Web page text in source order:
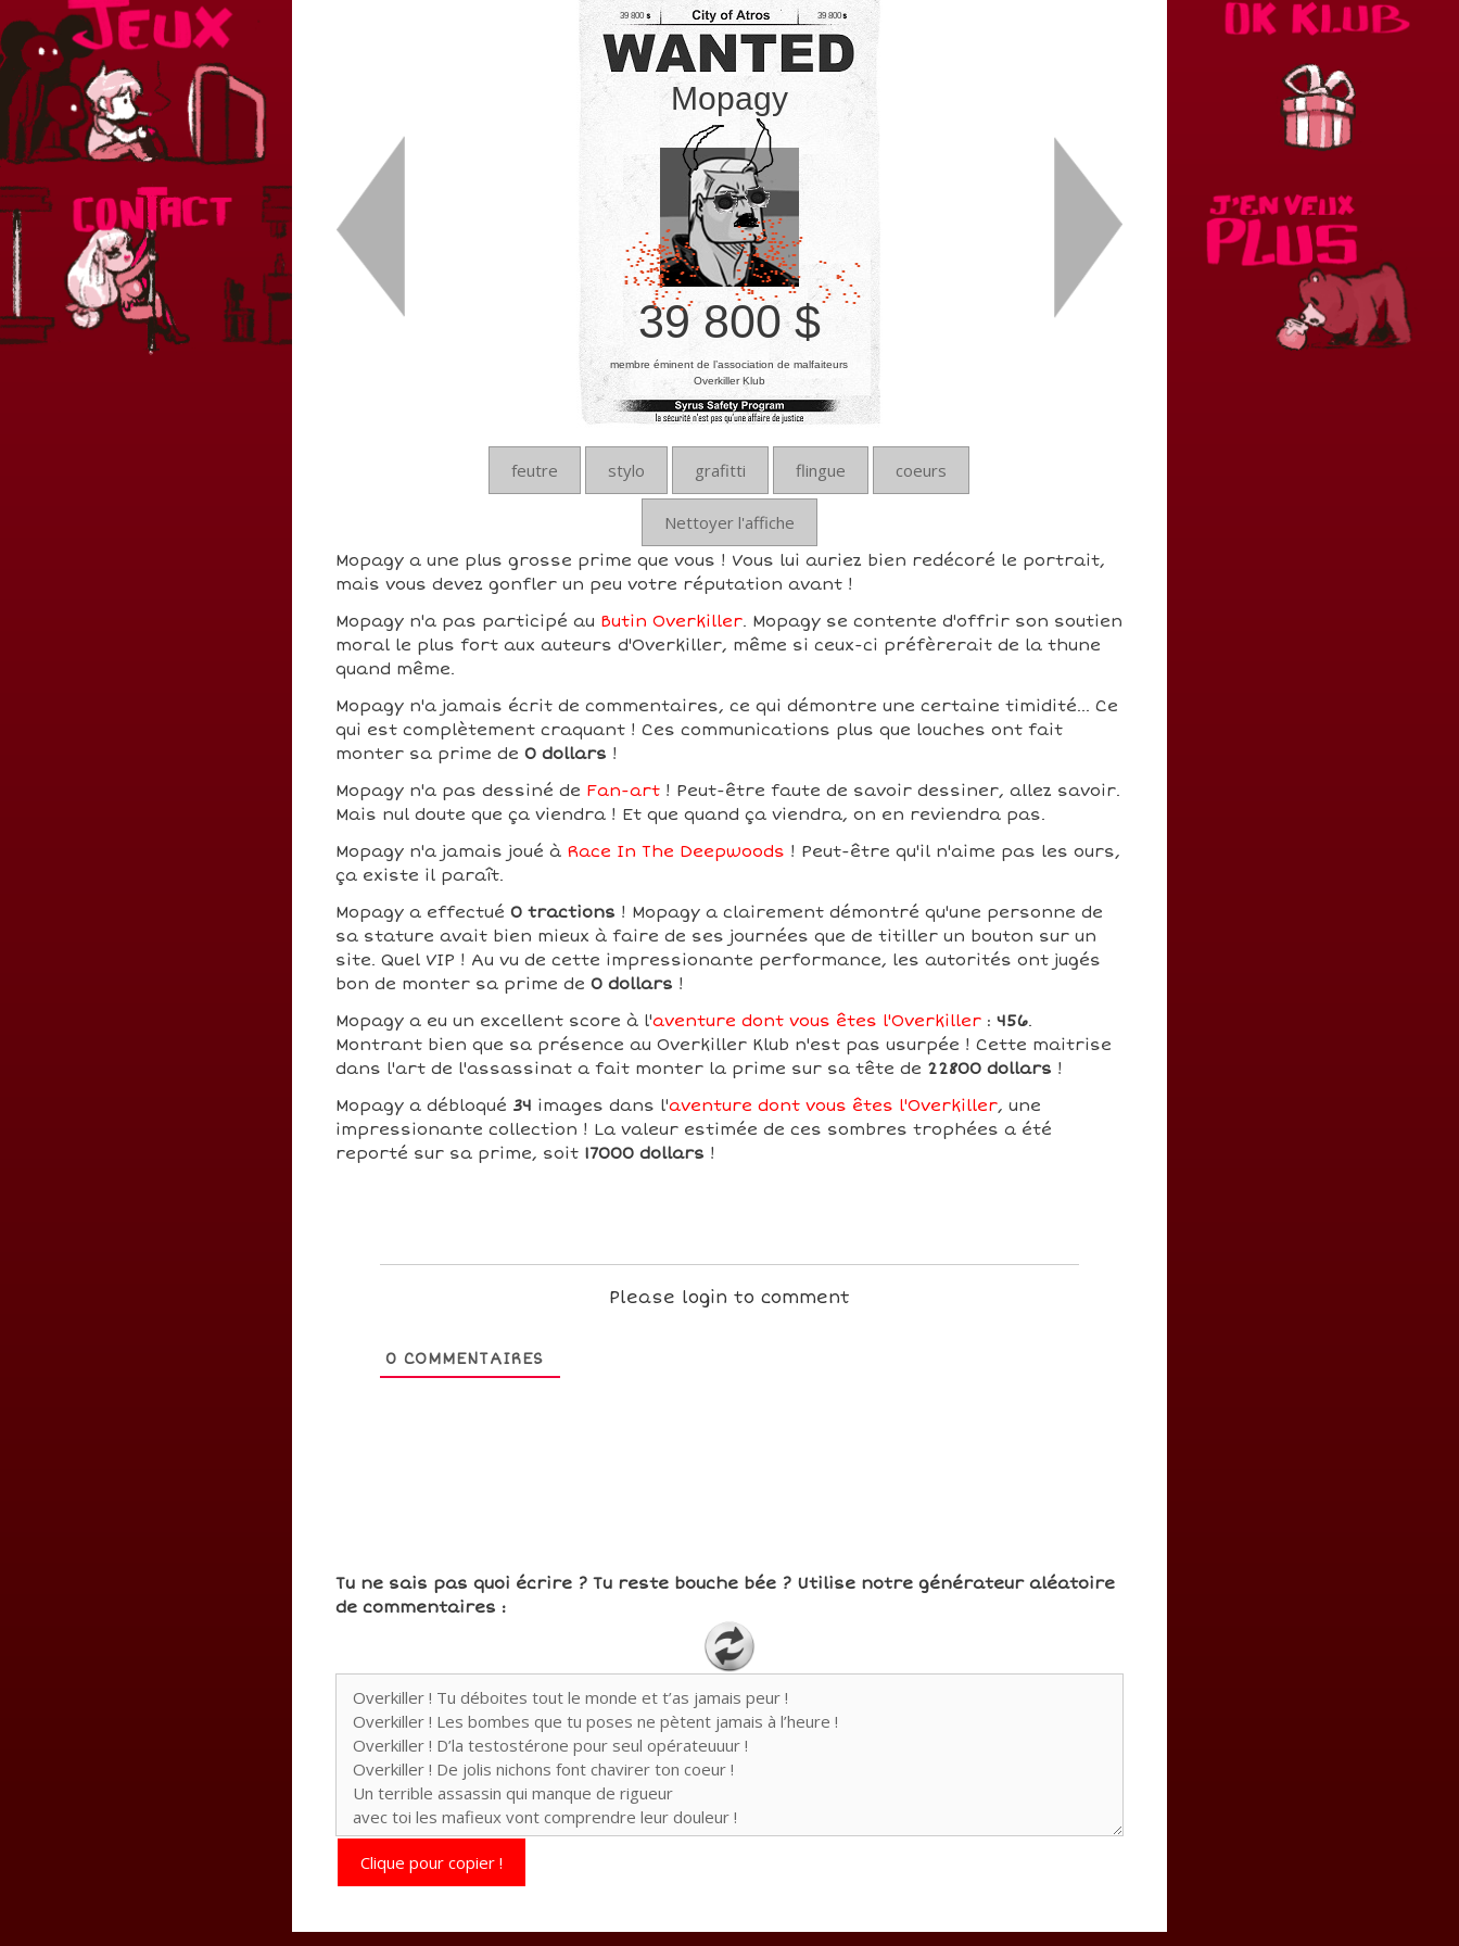
39 800
Mopagy
39 800
39 800 $
membre éminent de l’association de malfaiteurs
Overkiller Klub
feutre stylo grafitti flingue coeurs
Nettoyer l'affiche
Mopagy a une plus grosse prime que vous ! Vous lui auriez bien redécoré le portrait,
mais vous devez gonfler un peu votre réputation avant !
Mopagy n'a pas participé au Butin Overkiller. Mopagy se contente d'offrir son soutien
moral le plus fort aux auteurs d'Overkiller, même si ceux-ci préfèrerait de la thune
quand même.
Mopagy n'a jamais écrit de commentaires, ce qui démontre une certaine timidité... Ce
qui est complètement craquant ! Ces communications plus que louches ont fait
monter sa prime de 0 dollars !
Mopagy n'a pas dessiné de Fan-art! Peut-être faute de savoir dessiner, allez savoir.
Mais nul doute que ça viendra ! Et que quand ça viendra, on en reviendra pas.
Mopagy n'a jamais joué à Race In The Deepwoods ! Peut-être qu'il n'aime pas les ours,
ça existe il paraît.
Mopagy a effectué 0 tractions ! Mopagy a clairement démontré qu'une personne de
sa stature avait bien mieux à faire de ses journées que de titiller un bouton sur un
site. Quel VIP ! Au vu de cette impressionante performance, les autorités ont jugés
bon de monter sa prime de 0 dollars !
Mopagy a eu un excellent score à l'aventure dont vous êtes l'Overkiller: 456.
Montrant bien que sa présence au Overkiller Klub n'est pas usurpée ! Cette maitrise
dans l'art de l'assassinat a fait monter la prime sur sa tête de 22800 dollars !
Mopagy a débloqué 34 images dans l'aventure dont vous êtes l'Overkiller, une
impressionante collection ! La valeur estimée de ces sombres trophées a été
reporté sur sa prime, soit 17000 dollars !
Please login to comment
0 COMMENTAIRES
Tu ne sais pas quoi écrire ? Tu reste bouche bée ? Utilise notre générateur aléatoire
de commentaires :
Clique pour copier !